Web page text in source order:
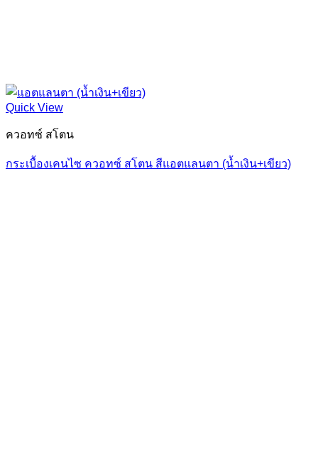
Quick View
ควอทซ์ สโตน
กระเบื้องเคนไซ ควอทซ์ สโตน สีแอตแลนตา (น้ำเงิน+เขียว)